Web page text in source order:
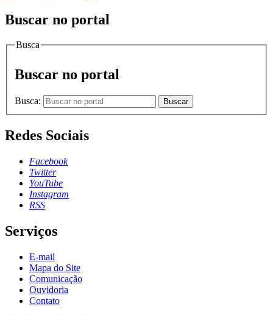
Buscar no portal
Busca
Buscar no portal
Busca: Buscar
Redes Sociais
Facebook
Twitter
YouTube
Instagram
RSS
Serviços
E-mail
Mapa do Site
Comunicação
Ouvidoria
Contato